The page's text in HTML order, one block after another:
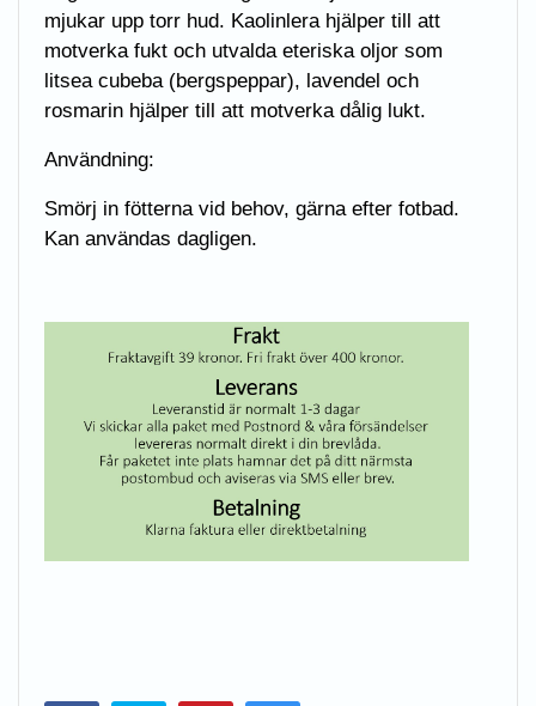
mjukar upp torr hud. Kaolinlera hjälper till att
motverka fukt och utvalda eteriska oljor som
litsea cubeba (bergspeppar), lavendel och
rosmarin hjälper till att motverka dålig lukt.
Användning:
Smörj in fötterna vid behov, gärna efter fotbad.
Kan användas dagligen.